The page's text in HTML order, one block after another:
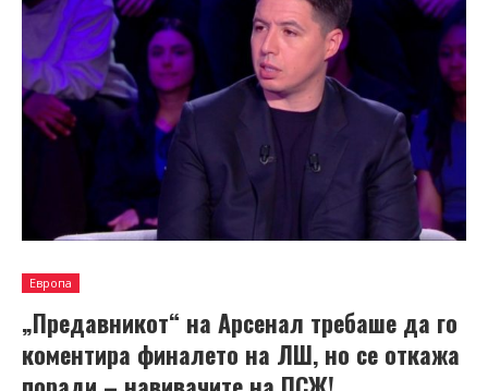
Европа
„Предавникот“ на Арсенал требаше да го
коментира финалето на ЛШ, но се откажа